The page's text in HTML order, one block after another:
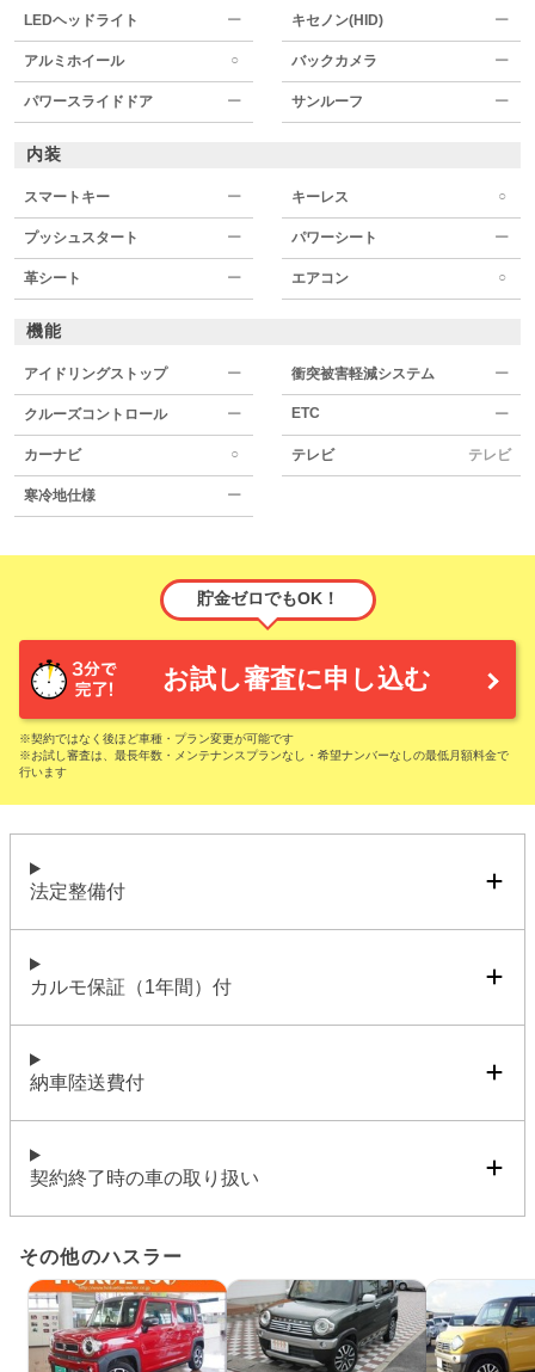
LEDヘッドライト ー キセノン(HID) ー
アルミホイール ○ バックカメラ ー
パワースライドドア ー サンルーフ ー
内装
スマートキー ー キーレス ○
プッシュスタート ー パワーシート ー
革シート ー エアコン ○
機能
アイドリングストップ ー 衝突被害軽減システム ー
クルーズコントロール ー ETC ー
カーナビ ○ テレビ テレビ
寒冷地仕様 ー
貯金ゼロでもOK！
お試し審査に申し込む
※契約ではなく後ほど車種・プラン変更が可能です
※お試し審査は、最長年数・メンテナンスプランなし・希望ナンバーなしの最低月額料金で
行います
法定整備付
カルモ保証（1年間）付
納車陸送費付
契約終了時の車の取り扱い
その他のハスラー